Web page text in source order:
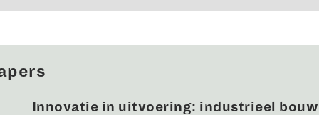
Innovatie in uitvoering: industrieel